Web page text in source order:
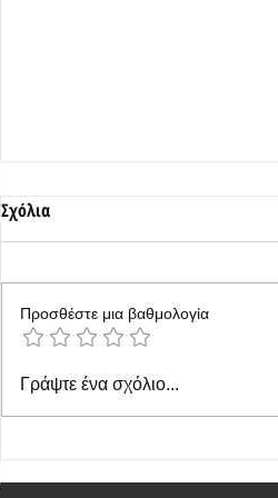
OPPO Find X8: οι επιβεβαιωμένες
Σχόλια
Προσθέστε μια βαθμολογία
Γράψτε ένα σχόλιο...